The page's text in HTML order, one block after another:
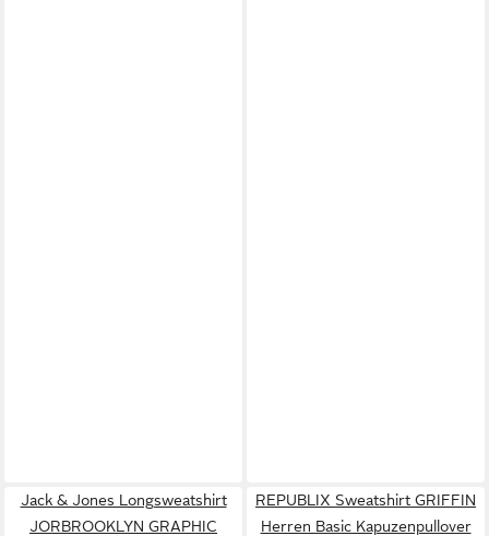
Jack & Jones Longsweatshirt
JORBROOKLYN GRAPHIC
REPUBLIX Sweatshirt GRIFFIN
Herren Basic Kapuzenpullover